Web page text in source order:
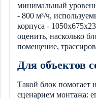
минимальный
- 800 м³/ч,
корпуса -
оценить, насколько
помещение,
Для объектов
Такой блок помогает
сценарием монтажа: